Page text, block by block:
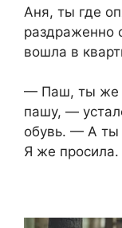
Аня, ты где
раздраженно
вошла в
— Паш, ты же
пашу, —
обувь. — А ты
Я же просила.